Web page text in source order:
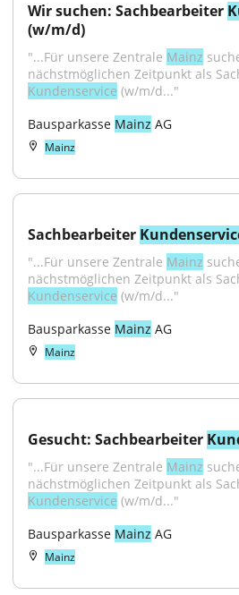
Wir suchen: Sachbearbeiter
(w/m/d)
"...Für unsere Zentrale Mainz
Kundenservice (w/m/d..."
Bausparkasse Mainz AG
Mainz
Sachbearbeiter
"...Für unsere Zentrale Mainz
Kundenservice (w/m/d..."
Bausparkasse Mainz AG
Mainz
Gesucht: Sachbearbeiter
"...Für unsere Zentrale Mainz
Kundenservice (w/m/d..."
Bausparkasse Mainz AG
Mainz